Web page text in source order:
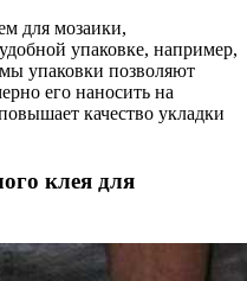
для мозаики,
упаковке, например,
упаковки позволяют
его наносить на
качество укладки
клея для